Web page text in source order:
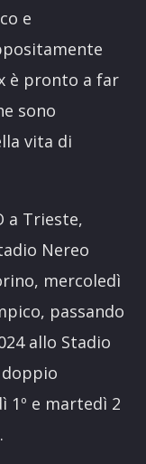
e
è pronto a far
sono
vita di
a Trieste,
Nereo
mercoledì
passando
allo Stadio
1º e martedì 2